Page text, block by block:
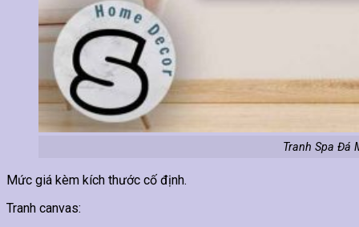
Tranh Spa Đá
Mức giá kèm kích thước cố định.
Tranh canvas: